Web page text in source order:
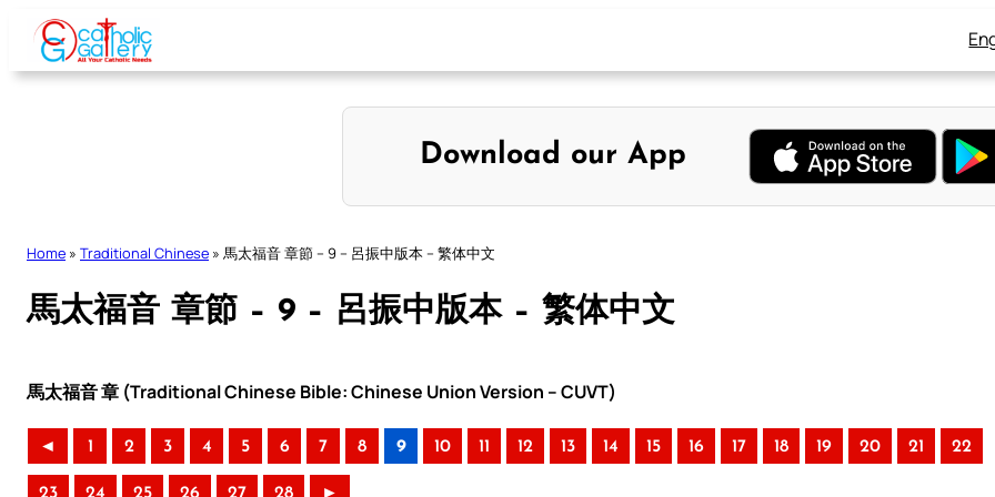
Skip
content
Download our App
Home » Traditional Chinese » 馬太福音 章節 – 9 – 呂振中版本 – 繁体中文
馬太福音 章節 – 9 – 呂振中版本 – 繁体中文
馬太福音 章 (Traditional Chinese Bible: Chinese Union Version – CUVT)
◄ 1 2 3 4 5 6 7 8 9 10 11 12 13 14 15 16 17 18 19 20 21 22